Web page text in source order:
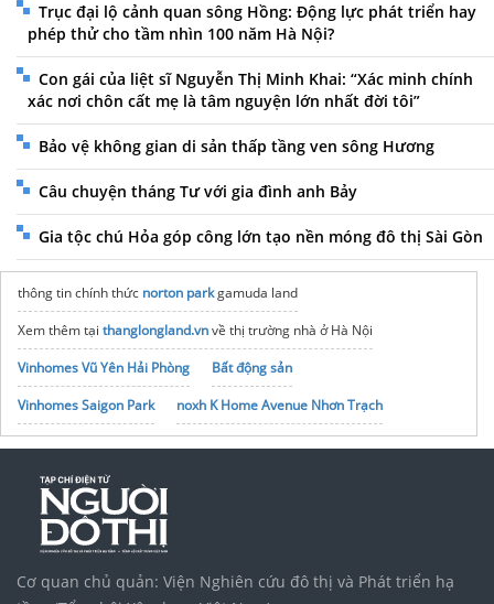
Trục đại lộ cảnh quan sông Hồng: Động lực phát triển hay
phép thử cho tầm nhìn 100 năm Hà Nội?
Con gái của liệt sĩ Nguyễn Thị Minh Khai: “Xác minh chính
xác nơi chôn cất mẹ là tâm nguyện lớn nhất đời tôi”
Bảo vệ không gian di sản thấp tầng ven sông Hương
Câu chuyện tháng Tư với gia đình anh Bảy
Gia tộc chú Hỏa góp công lớn tạo nền móng đô thị Sài Gòn
thông tin chính thức norton parkgamuda land
Xem thêm tại thanglongland.vnvề thị trường nhà ở Hà Nội
Vinhomes Vũ Yên Hải Phòng
Bất động sản
Vinhomes Saigon Park
noxh K Home Avenue Nhơn Trạch
Tập đoàn Bcons Group
Vinpearl Resort Nha Trang
Cơ quan chủ quản: Viện Nghiên cứu đô thị và Phát triển hạ